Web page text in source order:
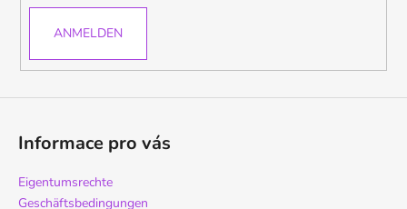
ANMELDEN
Informace pro vás
Eigentumsrechte
Geschäftsbedingungen